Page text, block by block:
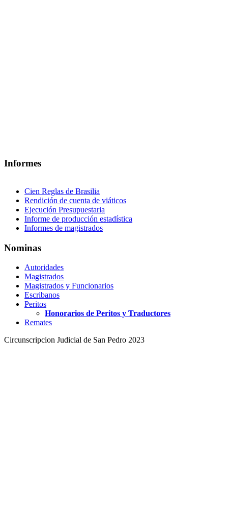
Informes
Cien Reglas de Brasilia
Rendición de cuenta de viáticos
Ejecución Presupuestaria
Informe de producción estadística
Informes de magistrados
Nominas
Autoridades
Magistrados
Magistrados y Funcionarios
Escribanos
Peritos
Honorarios de Peritos y Traductores
Remates
Circunscripcion Judicial de San Pedro 2023